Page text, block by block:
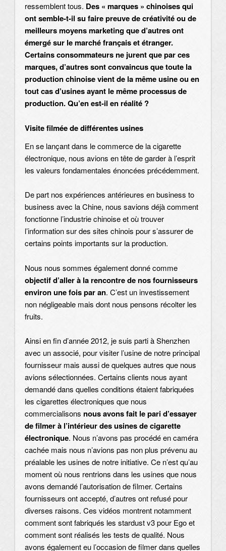
ressemblent tous. Des « marques » chinoises qui
ont semble-t-il su faire preuve de créativité ou de
meilleurs moyens marketing que d’autres ont
émergé sur le marché français et étranger.
Certains consommateurs ne jurent que par ces
marques, d’autres sont convaincus que toute la
production chinoise vient de la même usine ou en
tout cas d’usines ayant le même processus de
production. Qu’en est-il en réalité ?
Visite filmée de différentes usines
En se lançant dans le commerce de la cigarette
électronique, nous avions en tête de garder à l’esprit
les valeurs fondamentales énoncées précédemment.
De part nos expériences antérieures en business to
business avec la Chine, nous savions déjà comment
fonctionne l’industrie chinoise et où trouver
l’information sur des sites chinois pour s’assurer de
certains points importants sur la production.
Nous nous sommes également donné comme
objectif d’aller à la rencontre de nos fournisseurs
environ une fois par an. C’est un investissement
non négligeable mais dont nous pensons récolter les
fruits.
Ainsi en fin d’année 2012, je suis parti à Shenzhen
avec un associé, pour visiter l’usine de notre principal
fournisseur mais aussi de quelques autres que nous
avions sélectionnées. Certains clients nous ayant
demandé dans quelles conditions étaient fabriquées
les cigarettes électroniques que nous
commercialisons nous avons fait le pari d’essayer
de filmer à l’intérieur des usines de cigarette
électronique. Nous n’avons pas procédé en caméra
cachée mais nous n’avions pas non plus prévenu au
préalable les usines de notre initiative. Ce n’est qu’au
moment où nous rentrions dans les usines que nous
avons demandé l’autorisation de filmer. Certains
fournisseurs ont accepté, d’autres ont refusé pour
diverses raisons. Ces vidéos montrent notamment
comment sont fabriqués les stardust v3 pour Ego et
comment sont réalisés les tests de qualité. Nous
avons également eu l’occasion de filmer dans quelles